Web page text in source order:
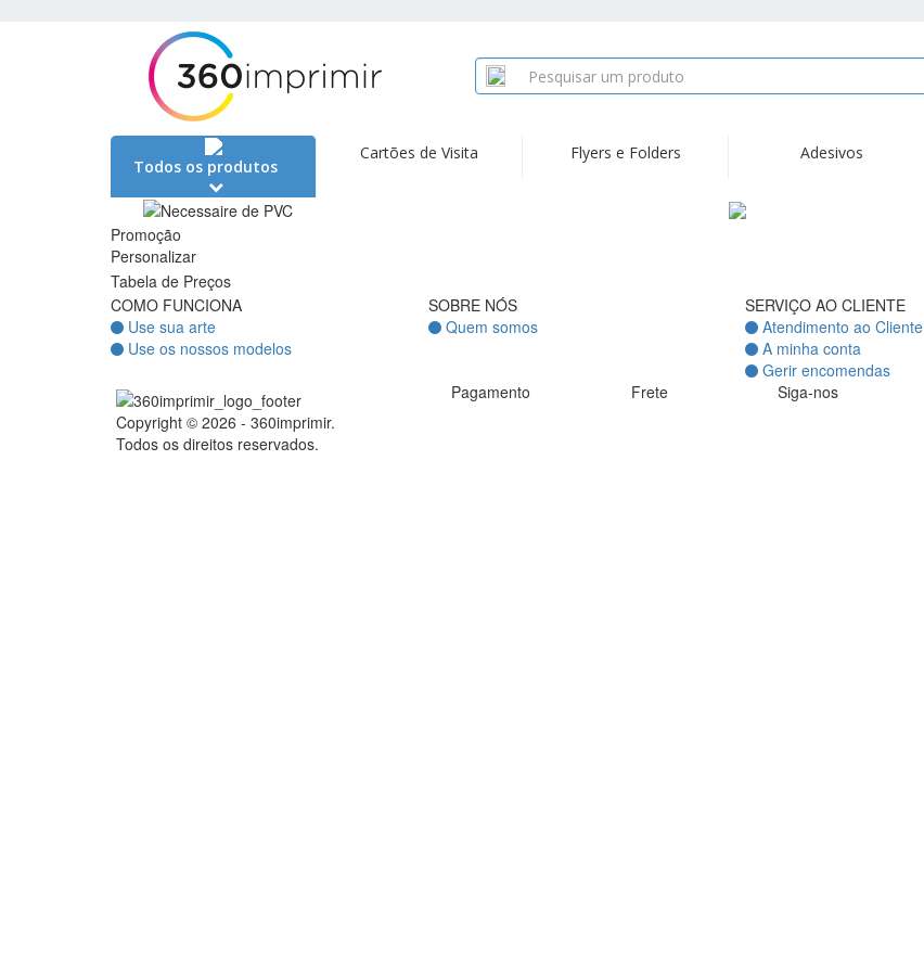
Todos os produtos
Cartões de Visita Flyers e Folders Adesivos
Promoção
Personalizar
Tabela de Preços
COMO FUNCIONA
Use sua arte
Use os nossos modelos
SOBRE NÓS
Quem somos
SERVIÇO AO CLIENTE
Atendimento ao Cliente
A minha conta
Gerir encomendas
Copyright © 2026 - 360imprimir.
Todos os direitos reservados.
Pagamento Frete Siga-nos